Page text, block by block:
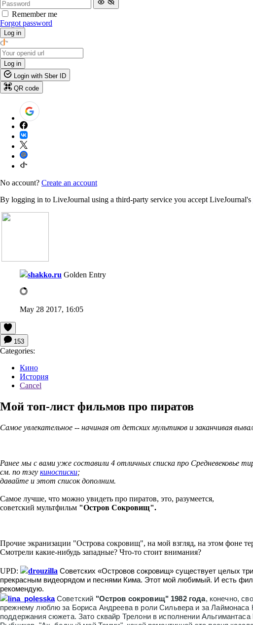
Remember me
Forgot password
Log in
Log in
Login with Sber ID
QR code
No account? Create an account
By logging in to LiveJournal using a third-party service you accept LiveJournal's
shakko.ru Golden Entry
May 28 2017, 16:05
153
Categories:
Кино
История
Cancel
Мой топ-лист фильмов про пиратов
Самое увлекательное -- начиная от детских мультиков и заканчивая
Ранее мы с вами уже составили 4 отличных списка про Средневековье
см. по тэгу киносписки;
давайте и этот список дополним.
Самое лучше, что можно увидеть про пиратов, это, разумеется,
советский мультфильм "Остров Сокровищ".
Прочие экранизации "Острова сокровищ", на мой взгляд, на этом фоне
Смотрели какие-нибудь западные? Что-то стоит внимания?
UPD: drouzilla Советских «Островов сокровищ» существует целых
прекрасным видеорядом и песнями Кима. Этот мой любимый. И есть
рекомендую.
lina_polesska Советский "Остров сокровищ" 1982 года, конечно,
прежнему люблю за Бориса Андреева в роли Сильвера и за
поддержания сюжета. Зато сквайр Трелони в исполнении